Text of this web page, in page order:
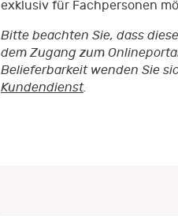
exklusiv für Fachpersonen
Bitte beachten Sie, dass
dem Zugang zum
Belieferbarkeit wenden Sie
Kundendienst.